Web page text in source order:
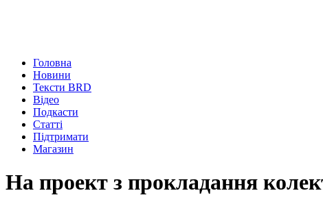
Головна
Новини
Тексти BRD
Відео
Подкасти
Статті
Підтримати
Магазин
На проект з прокладання